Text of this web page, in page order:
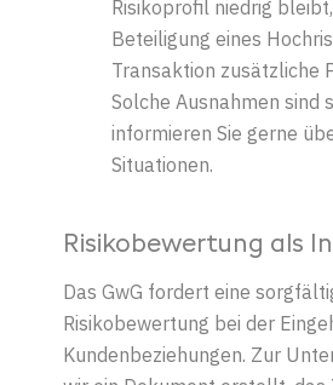
Risikoprofil niedrig
Beteiligung eines
Transaktion zusätzliche
Solche Ausnahmen sind
informieren Sie gerne
Situationen.
Risikobewertung als
Das GwG fordert eine
Risikobewertung bei der
Kundenbeziehungen. Zur